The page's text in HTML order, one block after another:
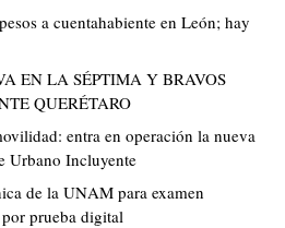
a cuentahabiente en León; hay
EN LA SÉPTIMA Y BRAVOS
QUERÉTARO
entra en operación la nueva
Urbano Incluyente
de la UNAM para examen
prueba digital